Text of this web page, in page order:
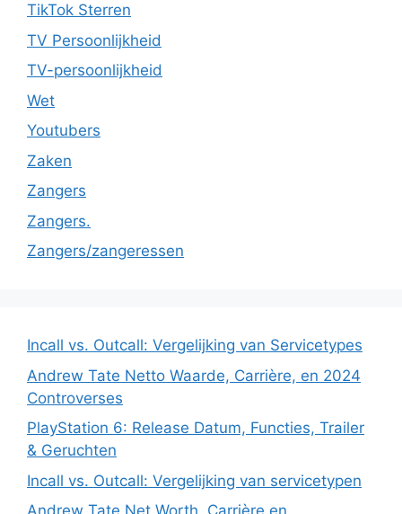
TikTok Sterren
TV Persoonlijkheid
TV-persoonlijkheid
Wet
Youtubers
Zaken
Zangers
Zangers.
Zangers/zangeressen
Incall vs. Outcall: Vergelijking van Servicetypes
Andrew Tate Netto Waarde, Carrière, en 2024
Controverses
PlayStation 6: Release Datum, Functies, Trailer
& Geruchten
Incall vs. Outcall: Vergelijking van servicetypen